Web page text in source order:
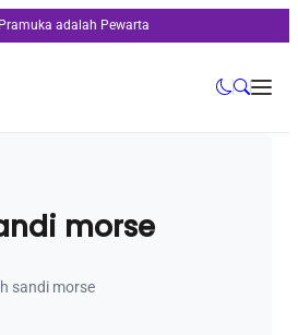
adalah Pewarta
morse
sandi morse